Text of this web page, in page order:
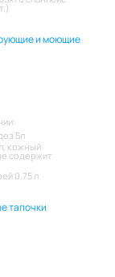
и моющие
5л
кожный
содержит
0.75 л
тапочки